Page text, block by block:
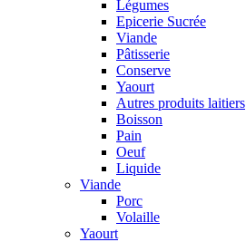
Légumes
Epicerie Sucrée
Viande
Pâtisserie
Conserve
Yaourt
Autres produits laitiers
Boisson
Pain
Oeuf
Liquide
Viande
Porc
Volaille
Yaourt